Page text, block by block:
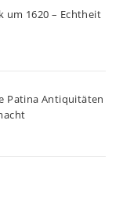
um 1620 – Echtheit
Patina Antiquitäten